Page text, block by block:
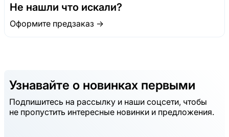
Не нашли что искали?
Оформите предзаказ →
Узнавайте о новинках первыми
Подпишитесь на рассылку и наши соцсети, чтобы
не пропустить интересные новинки и предложения.